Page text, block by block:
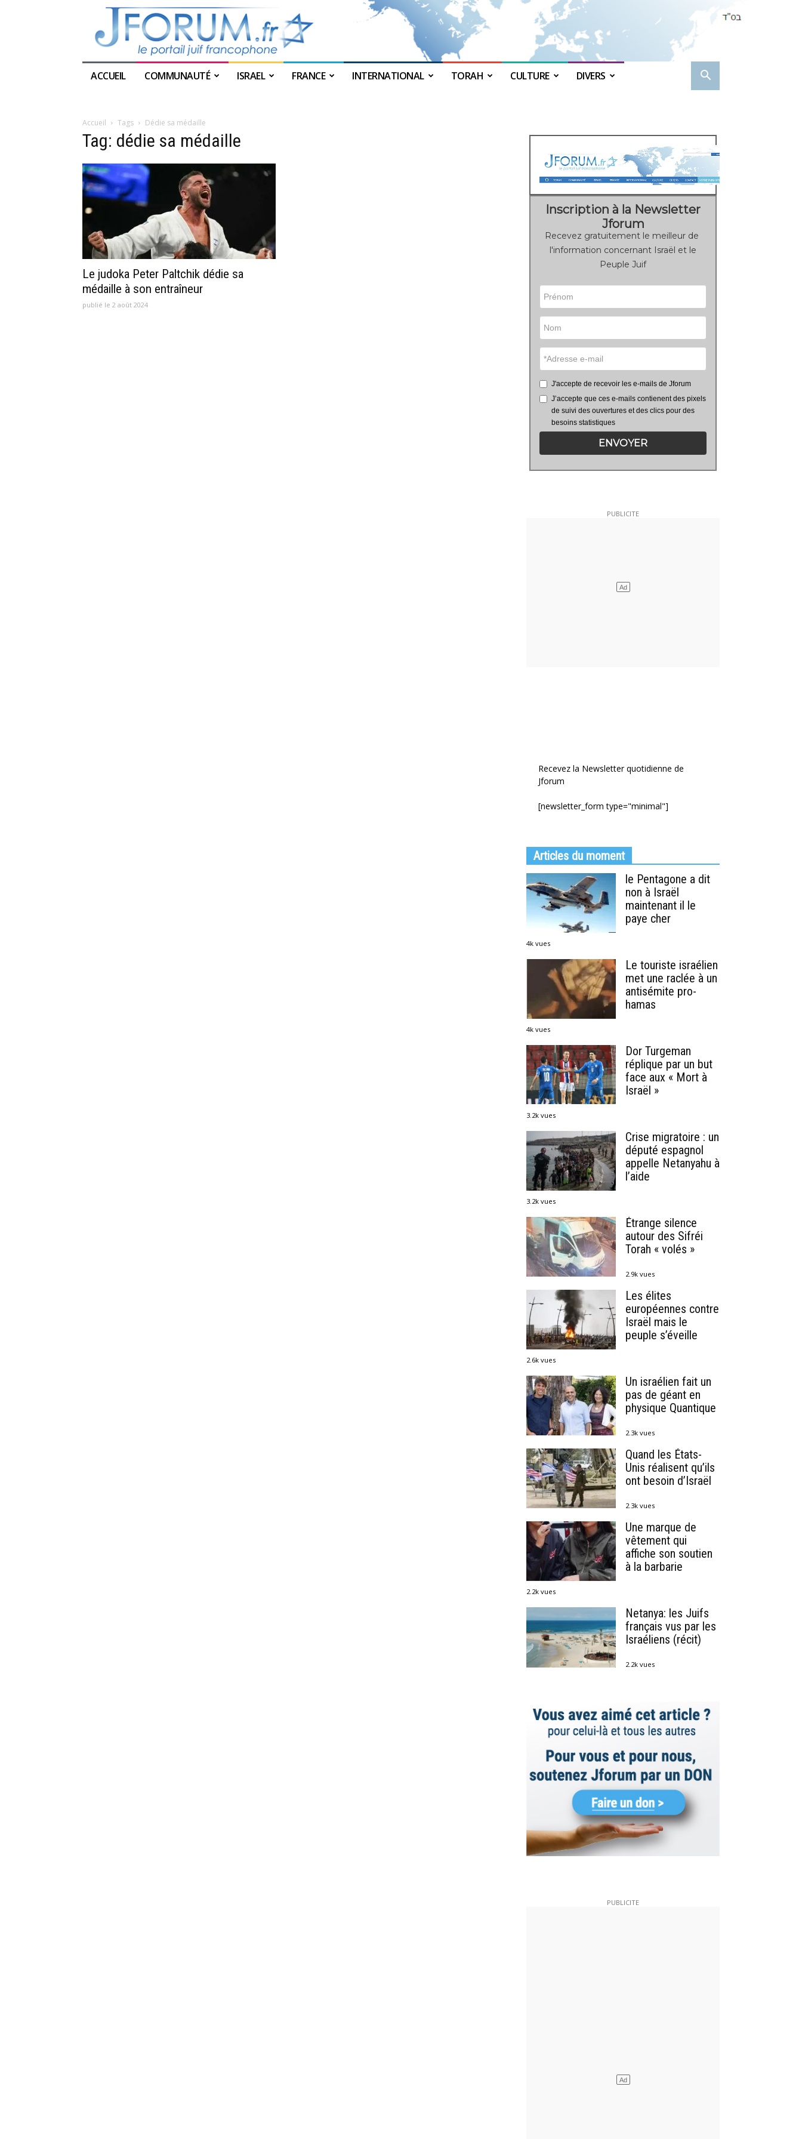
ACCUEIL COMMUNAUTÉ ISRAEL FRANCE INTERNATIONAL TORAH CULTURE DIVERS
Accueil Tags Dédie sa médaille
Tag: dédie sa médaille
Le judoka Peter Paltchik dédie sa
médaille à son entraîneur
publié le 2 août 2024
Inscription à la Newsletter
Jforum
Recevez gratuitement le meilleur de
l'information concernant Israël et le
Peuple Juif
J'accepte de recevoir les e-mails de Jforum
J’accepte que ces e-mails contienent des pixels
de suivi des ouvertures et des clics pour des
besoins statistiques
ENVOYER
Recevez la Newsletter quotidienne de
Jforum
[newsletter_form type="minimal"]
Articles du moment
le Pentagone a dit
non à Israël
maintenant il le
paye cher
4k vues
Le touriste israélien
met une raclée à un
antisémite pro-
hamas
4k vues
Dor Turgeman
réplique par un but
face aux « Mort à
Israël »
3.2k vues
Crise migratoire : un
député espagnol
appelle Netanyahu à
l’aide
3.2k vues
Étrange silence
autour des Sifréi
Torah « volés »
2.9k vues
Les élites
européennes contre
Israël mais le
peuple s’éveille
2.6k vues
Un israélien fait un
pas de géant en
physique Quantique
2.3k vues
Quand les États-
Unis réalisent qu’ils
ont besoin d’Israël
2.3k vues
Une marque de
vêtement qui
affiche son soutien
à la barbarie
2.2k vues
Netanya: les Juifs
français vus par les
Israéliens (récit)
2.2k vues